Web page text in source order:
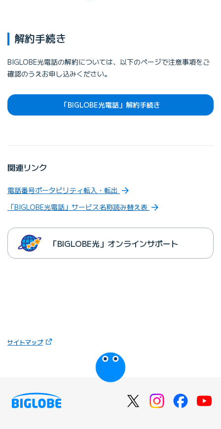
解約手続き
BIGLOBE光電話の解約については、以下のページで注意事項をご
確認のうえお申し込みください。
「BIGLOBE光電話」解約手続き
関連リンク
電話番号ポータビリティ転入・転出
「BIGLOBE光電話」サービス名称読み替え表
「BIGLOBE光」オンラインサポート
サイトマップ（新しいタブで開きます）
びっぷるのページ